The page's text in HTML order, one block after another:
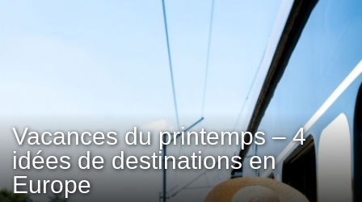
Vacances du printemps – 4
idées de destinations en
Europe